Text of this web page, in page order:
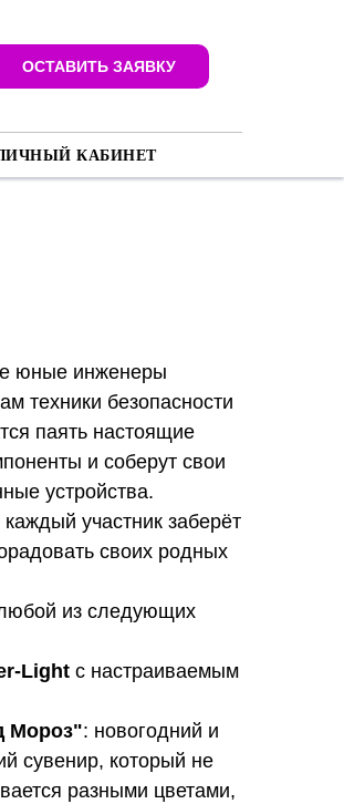
ОСТАВИТЬ ЗАЯВКУ
КАБИНЕТ
на 1 мастер-
юные инженеры
техники безопасности
паять настоящие
и соберут свои
устройства.
участник заберёт
своих родных
из следующих
Light с настраиваемым
Мороз": новогодний и
сувенир, который не
разными цветами,